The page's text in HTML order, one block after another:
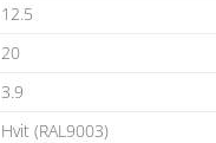
12.5
20
3.9
Hvit (RAL9003)